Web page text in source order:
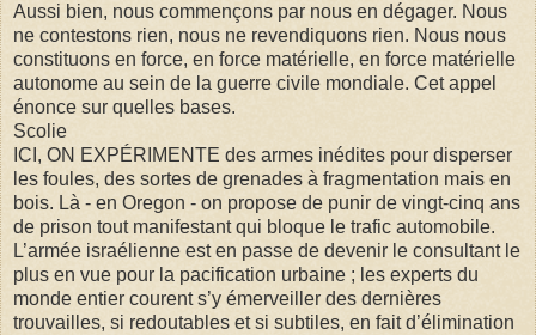
Aussi bien, nous commençons par nous en dégager. Nous
ne contestons rien, nous ne revendiquons rien. Nous nous
constituons en force, en force matérielle, en force matérielle
autonome au sein de la guerre civile mondiale. Cet appel
énonce sur quelles bases.
Scolie
ICI, ON EXPÉRIMENTE des armes inédites pour disperser
les foules, des sortes de grenades à fragmentation mais en
bois. Là - en Oregon - on propose de punir de vingt-cinq ans
de prison tout manifestant qui bloque le trafic automobile.
L’armée israélienne est en passe de devenir le consultant le
plus en vue pour la pacification urbaine ; les experts du
monde entier courent s’y émerveiller des dernières
trouvailles, si redoutables et si subtiles, en fait d’élimination